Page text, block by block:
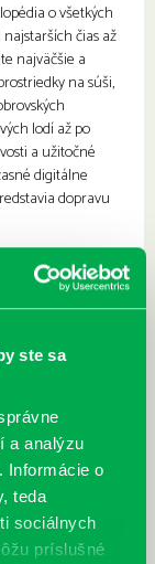
ste sa
a analýzu
Informácie o
teda
sociálnych
príslušné
o všetkých
čias až
najväčšie a
na súši,
lodí až po
a užitočné
digitálne
dopravu